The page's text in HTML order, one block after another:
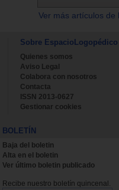
Ver más artículos
Sobre EspacioLogopédico
Quienes somos
Aviso Legal
Colabora con nosotros
Contacta
ISSN 2013-0627
Gestionar cookies
BOLETÍN
Baja del boletin
Alta en el boletin
Ver último boletin publicado
Recibe nuestro boletín quincenal.